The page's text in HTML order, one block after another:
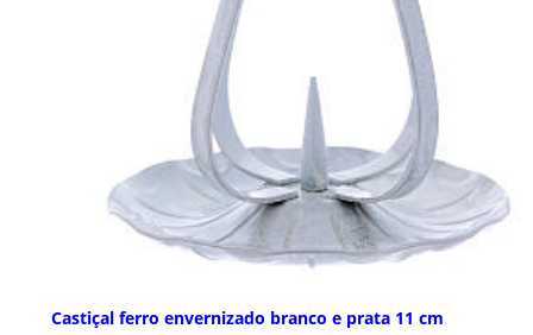
Castiçal ferro envernizado branco e prata 11 cm